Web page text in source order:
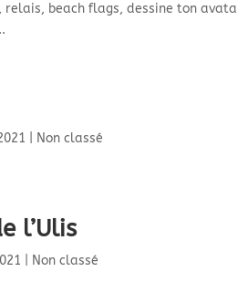
relais, beach flags, dessine ton
Non classé
l’Ulis
Non classé